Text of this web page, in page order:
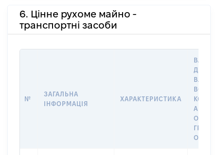
6. Цінне рухоме майно -
транспортні засоби
№
ЗАГАЛЬНА
ІНФОРМАЦІЯ
ХАРАКТЕРИСТИКА
ДАТУ
АБО